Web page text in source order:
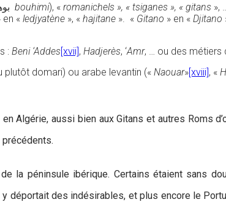
bouhimi), « romanichels », « tsiganes », « gitans »,
en « ledjyatène », « hajitane ». « Gitano » en « Djitano
: Beni ‘Addes[xvii], Hadjerès, ‘Amr, … ou des métiers
plutôt domari) ou arabe levantin (« Naouar»[xviii], «
Algérie, aussi bien aux Gitans et autres Roms
la péninsule ibérique. Certains étaient sans
déportait des indésirables, et plus encore le